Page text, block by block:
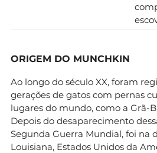
ORIGEM DO MUNCHKIN
Ao longo do século XX, foram
gerações de gatos com pernas
lugares do mundo, como a Grã-
Depois do desaparecimento
Segunda Guerra Mundial, foi na
Louisiana, Estados Unidos da